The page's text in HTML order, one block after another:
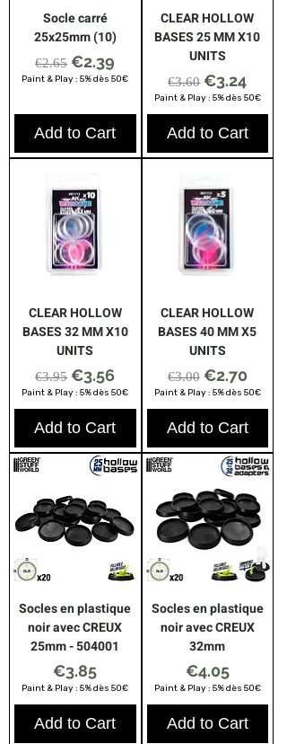
Socle carré
25x25mm (10)
Regular Price
€2.65 Sale Price
€2.39
Paint & Play : 5% dès 50€
Add to Cart
CLEAR HOLLOW
BASES 25 MM X10
UNITS
Regular Price
€3.60 Sale Price
€3.24
Paint & Play : 5% dès 50€
Add to Cart
CLEAR HOLLOW
BASES 32 MM X10
UNITS
Regular Price
€3.95 Sale Price
€3.56
Paint & Play : 5% dès 50€
Add to Cart
CLEAR HOLLOW
BASES 40 MM X5
UNITS
Regular Price
€3.00 Sale Price
€2.70
Paint & Play : 5% dès 50€
Add to Cart
Socles en plastique
noir avec CREUX
25mm - 504001
Price
€3.85
Paint & Play : 5% dès 50€
Add to Cart
Socles en plastique
noir avec CREUX
32mm
Price
€4.05
Paint & Play : 5% dès 50€
Add to Cart